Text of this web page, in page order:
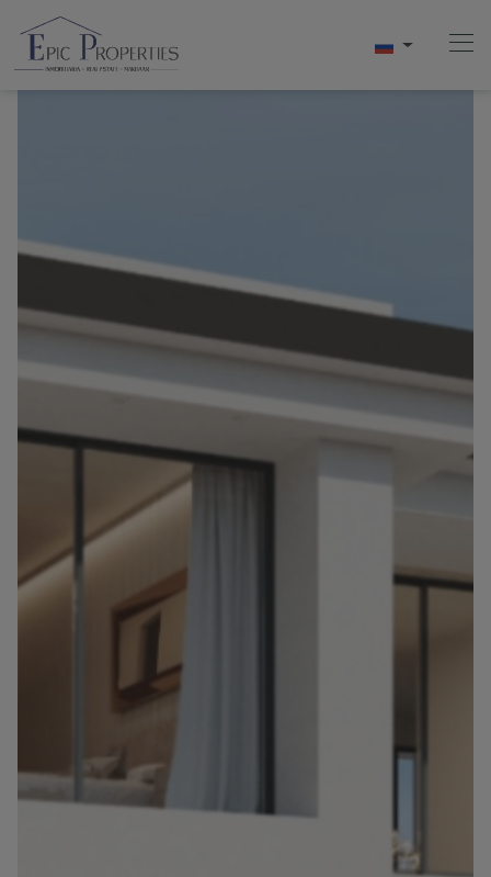
О Нас
Videos
Контакт